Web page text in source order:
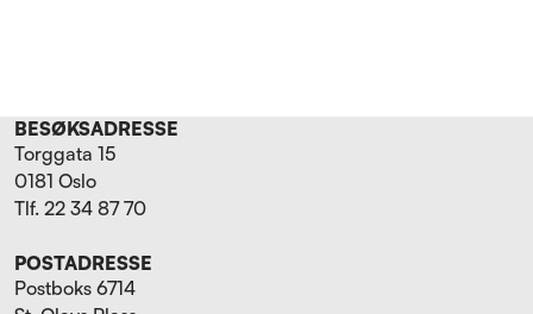
BESØKSADRESSE
Torggata 15
0181 Oslo
Tlf. 22 34 87 70
POSTADRESSE
Postboks 6714